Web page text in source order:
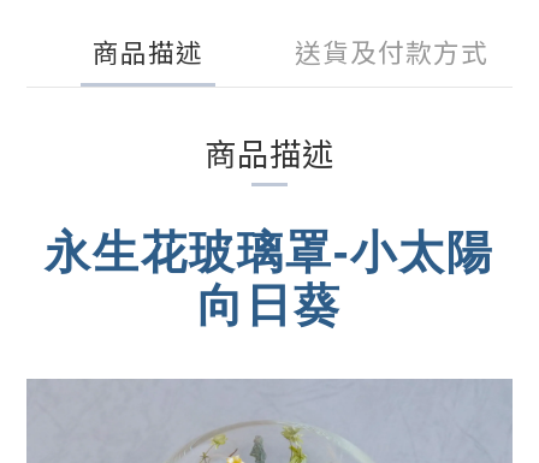
商品描述 送貨及付款方式
商品描述
永生花玻璃罩-小太陽
向日葵